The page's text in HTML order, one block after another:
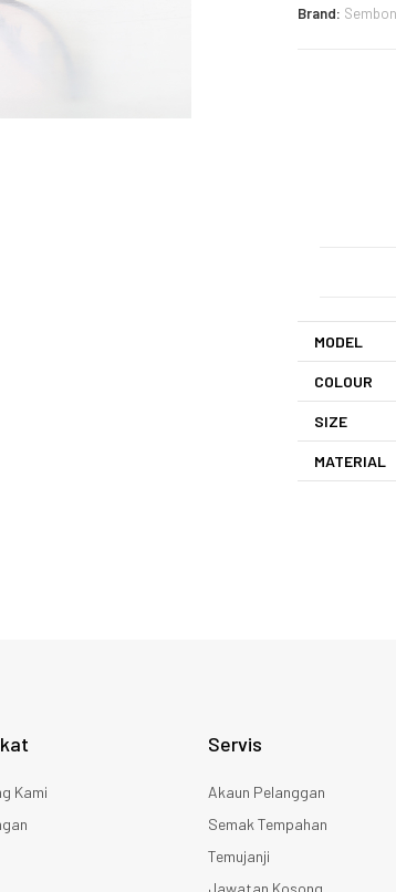
Brand:
MODEL
COLOUR
SIZE
MATERIAL
Kami
Servis
Akaun Pelanggan
Semak Tempahan
Temujanji
Jawatan Kosong